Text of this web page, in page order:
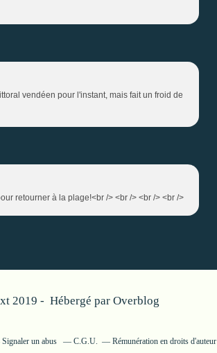
vendéen pour l'instant, mais fait un froid de
retourner à la plage!<br /> <br /> <br /> <br />
2019 - Hébergé par Overblog
Signaler un abus C.G.U. Rémunération en droits d'auteur